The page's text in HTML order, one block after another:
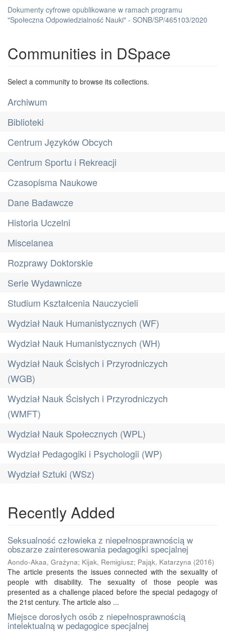
Dokumenty cyfrowe opublikowane w ramach programu
"Społeczna Odpowiedzialność Nauki" - SONB/SP/465103/2020
Communities in DSpace
Select a community to browse its collections.
Archiwum
Biblioteki
Centrum Języków Obcych
Centrum Sportu i Rekreacji
Czasopisma Naukowe
Dane Badawcze
Historia Uczelni
Miscelanea
Rozprawy Doktorskie
Serie Wydawnicze
Studium Kształcenia Nauczycieli
Wydział Nauk Humanistycznych (WF)
Wydział Nauk Humanistycznych (WH)
Wydział Nauk Ścisłych i Przyrodniczych
(WGB)
Wydział Nauk Ścisłych i Przyrodniczych
(WMFT)
Wydział Nauk Społecznych (WPL)
Wydział Pedagogiki i Psychologii (WP)
Wydział Sztuki (WSz)
Recently Added
Seksualność człowieka z niepełnosprawnością w
obszarze zainteresowania pedagogiki specjalnej
Aondo-Akaa, Grażyna; Kijak, Remigiusz; Pająk, Katarzyna (2016)
The article presents the issues connected with the sexuality of
people with disability. The sexuality of those people was
presented as a challenge placed before the special pedagogy of
the 21st century. The article also ...
Miejsce dorosłych osób z niepełnosprawnością
intelektualną w pedagogice specjalnej